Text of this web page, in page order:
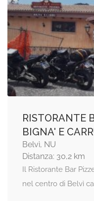
RISTORANTE
BIGNA' E
Belvì, NU
Distanza: 30,2 km
Il Ristorante Bar
nel centro di Belvì